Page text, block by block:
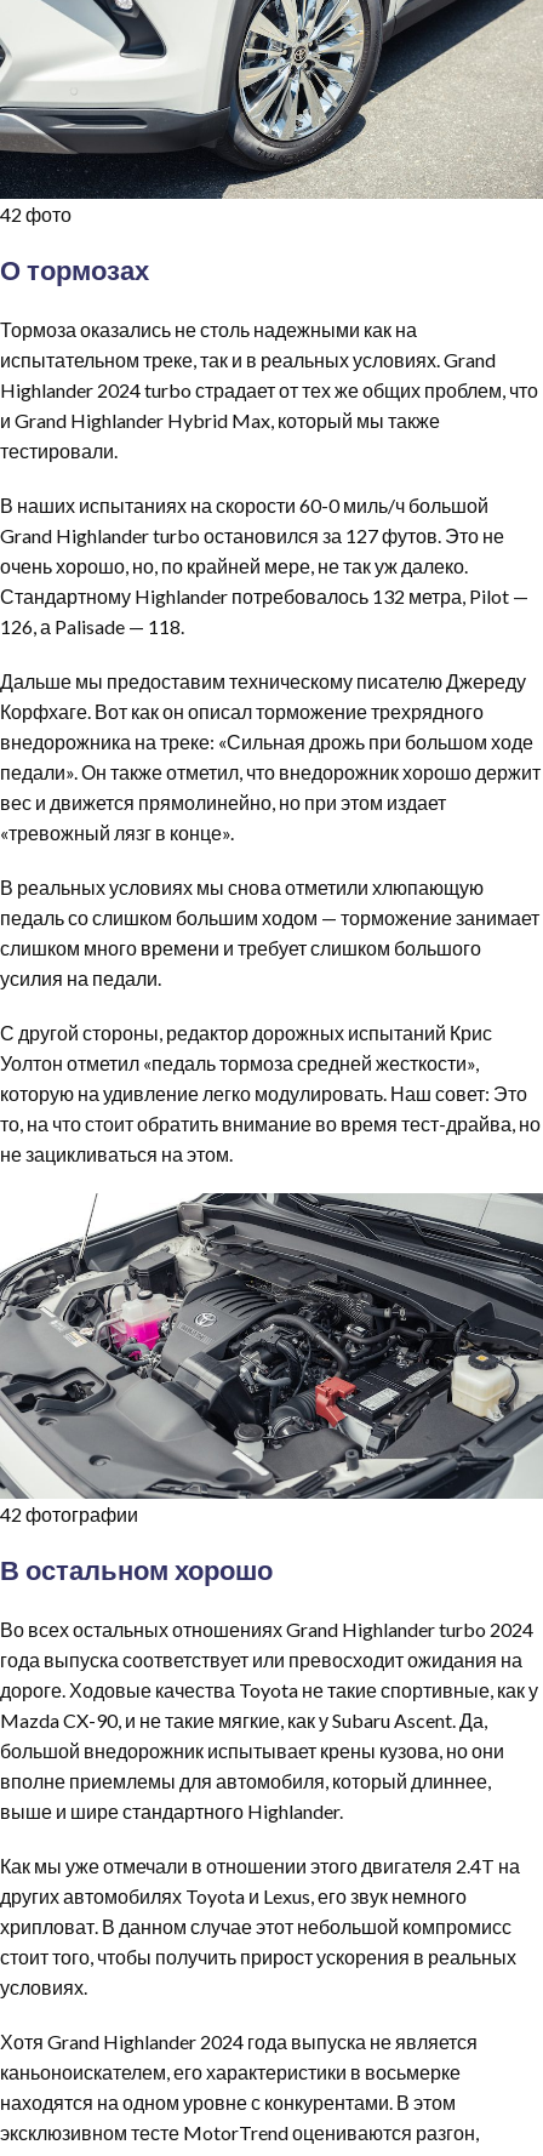
42 фото
О тормозах
Тормоза оказались не столь надежными как на
испытательном треке, так и в реальных условиях. Grand
Highlander 2024 turbo страдает от тех же общих проблем, что
и Grand Highlander Hybrid Max, который мы также
тестировали.
В наших испытаниях на скорости 60-0 миль/ч большой
Grand Highlander turbo остановился за 127 футов. Это не
очень хорошо, но, по крайней мере, не так уж далеко.
Стандартному Highlander потребовалось 132 метра, Pilot —
126, а Palisade — 118.
Дальше мы предоставим техническому писателю Джереду
Корфхаге. Вот как он описал торможение трехрядного
внедорожника на треке: «Сильная дрожь при большом ходе
педали». Он также отметил, что внедорожник хорошо держит
вес и движется прямолинейно, но при этом издает
«тревожный лязг в конце».
В реальных условиях мы снова отметили хлюпающую
педаль со слишком большим ходом — торможение занимает
слишком много времени и требует слишком большого
усилия на педали.
С другой стороны, редактор дорожных испытаний Крис
Уолтон отметил «педаль тормоза средней жесткости»,
которую на удивление легко модулировать. Наш совет: Это
то, на что стоит обратить внимание во время тест-драйва, но
не зацикливаться на этом.
42 фотографии
В остальном хорошо
Во всех остальных отношениях Grand Highlander turbo 2024
года выпуска соответствует или превосходит ожидания на
дороге. Ходовые качества Toyota не такие спортивные, как у
Mazda CX-90, и не такие мягкие, как у Subaru Ascent. Да,
большой внедорожник испытывает крены кузова, но они
вполне приемлемы для автомобиля, который длиннее,
выше и шире стандартного Highlander.
Как мы уже отмечали в отношении этого двигателя 2.4T на
других автомобилях Toyota и Lexus, его звук немного
хрипловат. В данном случае этот небольшой компромисс
стоит того, чтобы получить прирост ускорения в реальных
условиях.
Хотя Grand Highlander 2024 года выпуска не является
каньоноискателем, его характеристики в восьмерке
находятся на одном уровне с конкурентами. В этом
эксклюзивном тесте MotorTrend оцениваются разгон,